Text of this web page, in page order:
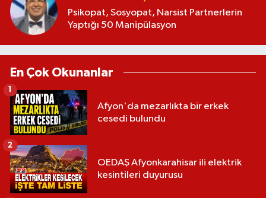
Psikopat, Sosyopat, Narsist Partnerlerin
Yaptığı 50 Manipülasyon
En Çok Okunanlar
Afyon'da mezarlıkta bir erkek
cesedi bulundu
1
OEDAŞ Afyonkarahisar ili elektrik
kesintileri duyurusu
2